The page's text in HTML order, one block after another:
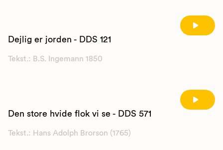
Dejlig er jorden - DDS 121
Tekst.: B.S. Ingemann 1850
Den store hvide flok vi se - DDS 571
Tekst.: Hans Adolph Brorson (1765)